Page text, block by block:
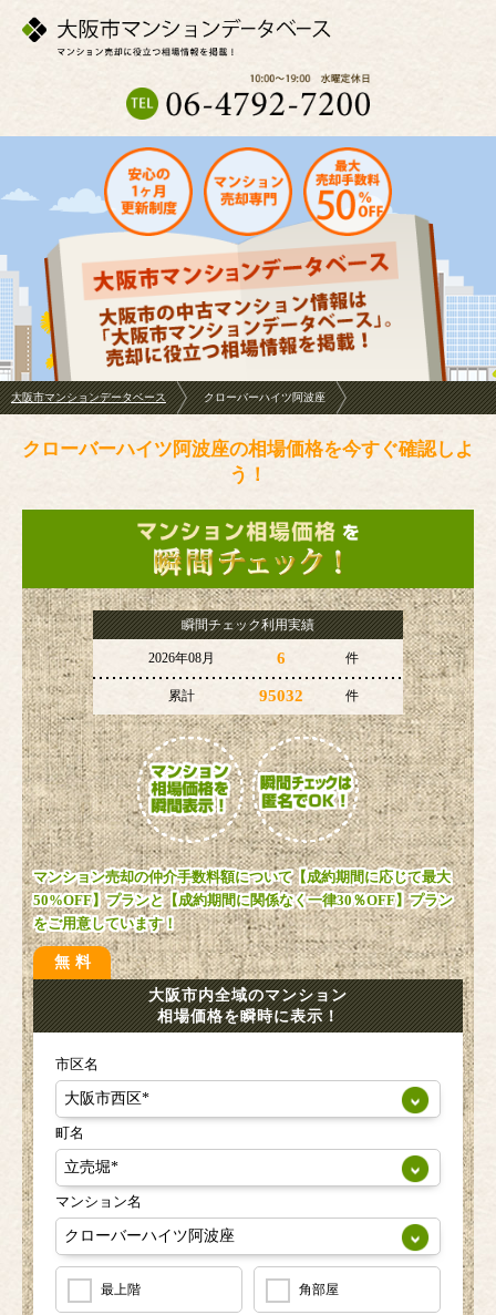
大阪市マンションデータベース クローバーハイツ阿波座
クローバーハイツ阿波座の相場価格を今すぐ確認しよ
う！
瞬間チェック利用実績
2026年08月 6 件
累計 95032 件
マンション売却の仲介手数料額について【成約期間に応じて最大
50%OFF】プランと【成約期間に関係なく一律30％OFF】プラン
をご用意しています！
無料
大阪市内全域のマンション
相場価格を瞬時に表示！
市区名
町名
マンション名
最上階 角部屋